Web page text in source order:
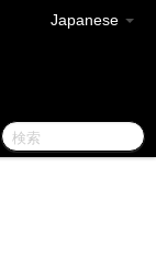
Japanese